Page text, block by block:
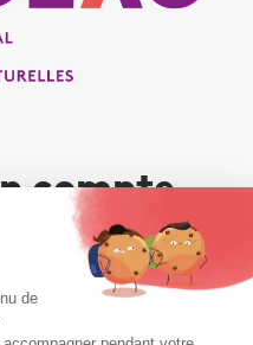
compte